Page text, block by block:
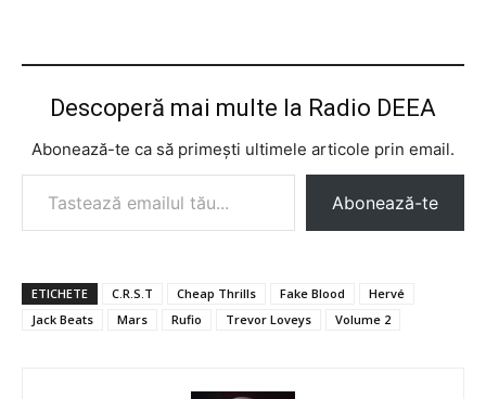
Descoperă mai multe la Radio DEEA
Abonează-te ca să primești ultimele articole prin email.
Tastează emailul tău...
Abonează-te
ETICHETE C.R.S.T Cheap Thrills Fake Blood
Hervé
Jack Beats
Mars Rufio Trevor Loveys Volume 2